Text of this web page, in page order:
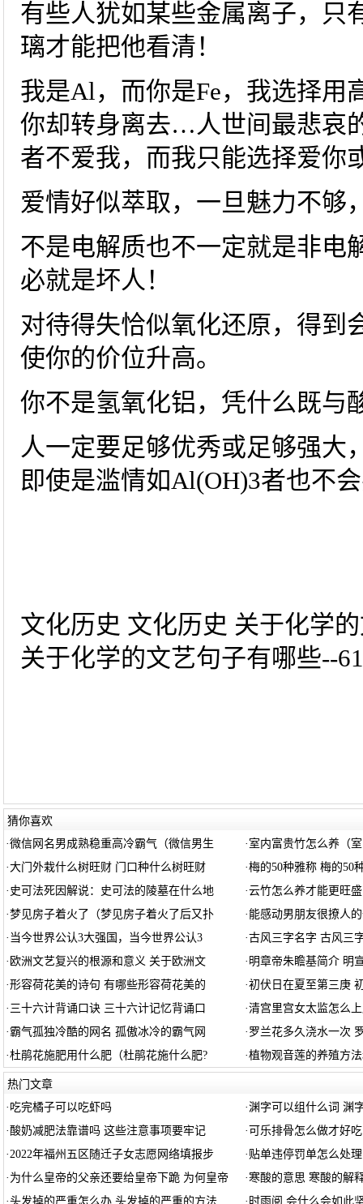
有些人犹如某些金属离子，只
璃才能把他看清！
我是Al，而你是Fe，我选择用
你却转身离去…人世间最悲哀
者不爱我，而我只能选择爱你
爱情好似萃取，一旦魅力不够
不是电解质也不一定就是非电
必就是坏人！
对待得失恰似氧化还原，得到
使你的价位升高。
你不是氢氧化铝，凭什么既与
人一定要足够优秀或足够强大
即使是滥情如Al(OH)3者也不
文化历史 文化历史 关于化学
关于化学的文艺句子有哪些--61
猜你喜欢
·微信网名男成熟稳重高冷霸气（微信男生 · 室内富贵竹怎么养（
·大门外栽什么树旺财 门口种什么树旺财 ·梅的50种雅称 梅的50
· 史可法死因解说：史可法的陵墓在什么地 ·云竹怎么养才能更旺
·梦见房子着火了（梦见房子着火了后又扑 · 能感动男朋友很撩人
· 当今世界公认3大强国，当今世界公认3 ·古风三字名字 古风三
· 欧洲文艺复兴的根源和意义 关于欧洲文 · 明章帝朱瞻基简介 明
·形容荷花美的诗句 有哪些形容荷花美的 ·初伏日在夏至第三庚
· 三十六计背诵口诀 三十六计记忆背诵口 ·清宫里宫女太监怎么
·霸气孤独冷酷的网名 孤傲冰冷的霸气网 · 罗兰花多久浇水一次
·杜鹃花施肥用什么肥（杜鹃花施什么肥? ·植物观音莲的养殖方
热门文章
· 吃完橘子可以吃虾吗 ·渊字可以组什么词 渊
·酸奶减肥法靠谱吗 这些注意事项要牢记 · 可乐排骨怎么做才好吃
·2022年福州五区随迁子女志愿网络填报步 · 贴单违停罚单怎么处理
· 为什么皇帝的父亲还要给皇帝下跪 为何皇帝 ·寒酸的意思 寒酸的解
·头发掉的严重怎么办 头发掉的严重的方法 · 时雨阅 会什么会如此